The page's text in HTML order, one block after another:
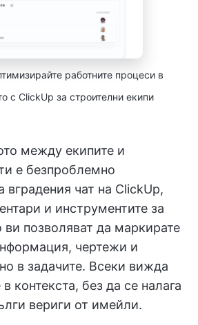
работните процеси в
с ClickUp за строителни екипи
между екипите и
е безпроблемно
вградения чат на ClickUp,
и инструментите за
ви позволяват да маркирате
чертежи и
в задачите. Всеки вижда
контекста, без да се налага
вериги от имейли.